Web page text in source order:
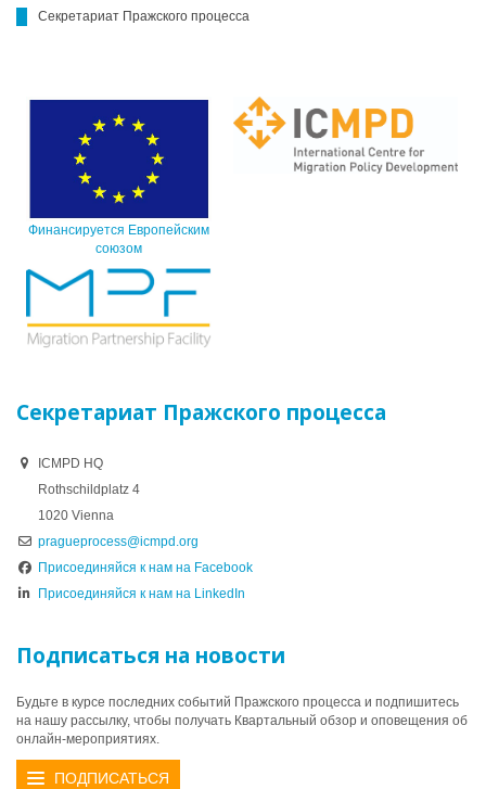
Секретариат Пражского процесса
Финансируется Европейским
союзом
Секретариат Пражского процесса
ICMPD HQ
Rothschildplatz 4
1020 Vienna
pragueprocess@icmpd.org
Присоединяйся к нам на Facebook
Присоединяйся к нам на LinkedIn
Подписаться на новости
Будьте в курсе последних событий Пражского процесса и подпишитесь
на нашу рассылку, чтобы получать Квартальный обзор и оповещения об
онлайн-мероприятиях.
ПОДПИСАТЬСЯ